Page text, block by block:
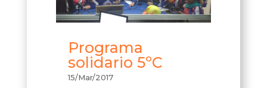
Programa
solidario 5ºC
15/Mar/2017